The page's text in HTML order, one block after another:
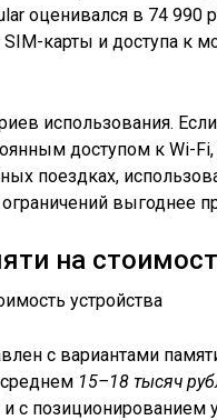
оценивался в 74 990
карты и доступа к
использования.
доступом к Wi-Fi,
поездках,
выгоднее
на
с вариантами
15–18 тысяч
с позиционированием